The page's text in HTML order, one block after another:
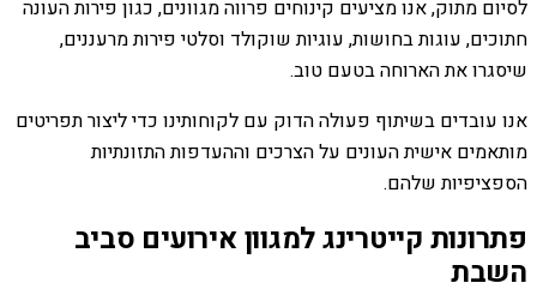
לסיום מתוק, אנו מציעים קינוחים פרווה מגוונים, כגון פירות העונה
חתוכים, עוגות בחושות, עוגיות שוקולד וסלטי פירות מרעננים,
שיסגרו את הארוחה בטעם טוב.
אנו עובדים בשיתוף פעולה הדוק עם לקוחותינו כדי ליצור תפריטים
מותאמים אישית העונים על הצרכים וההעדפות התזונתיות
הספציפיות שלהם.
פתרונות קייטרינג למגוון אירועים סביב
השבת